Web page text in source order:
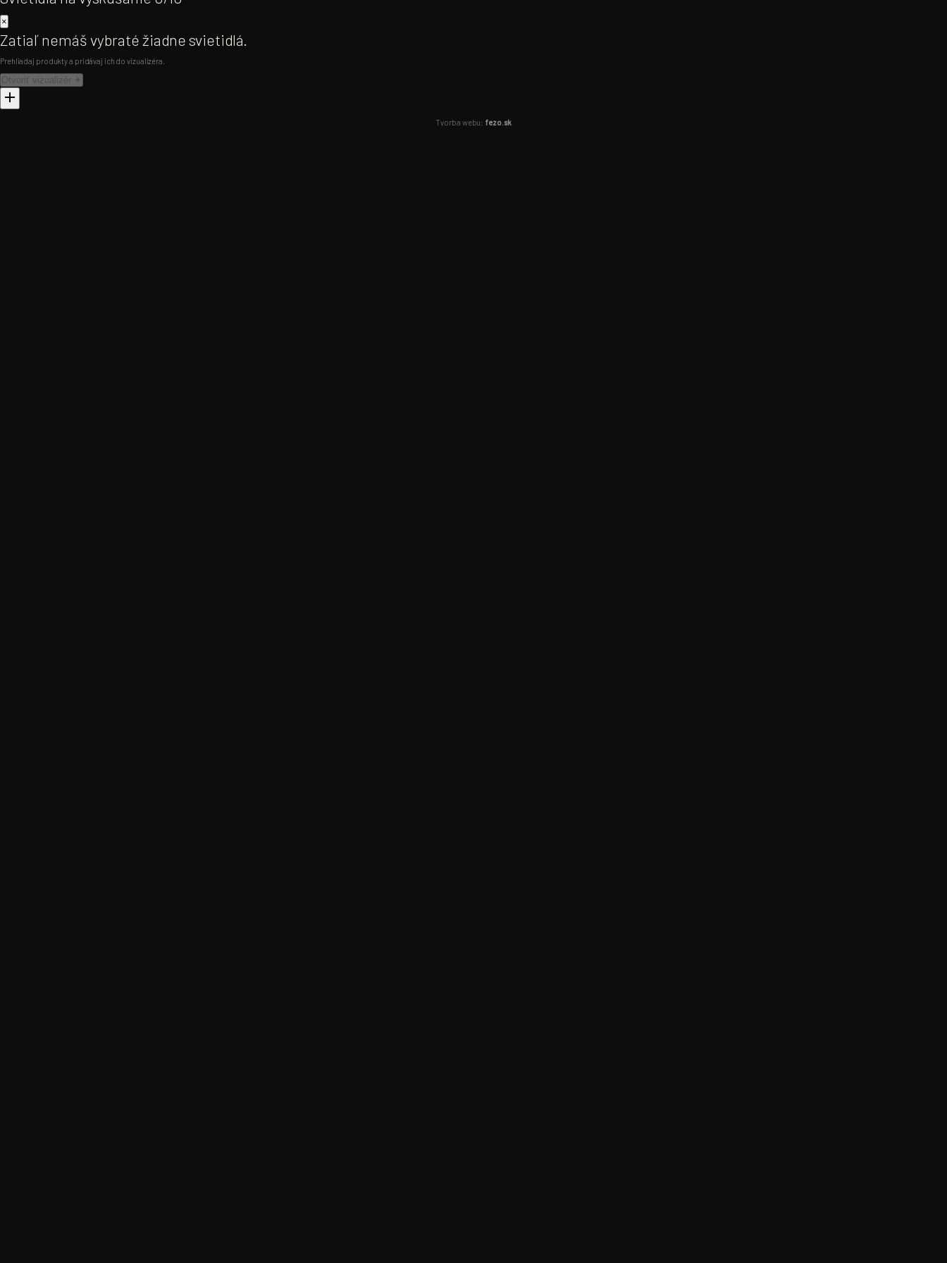
×
Zatiaľ nemáš vybraté žiadne svietidlá.
Prehliadaj produkty a pridávaj ich do vizualizéra.
Otvoriť vizualizér ✦
Tvorba webu: fezo.sk